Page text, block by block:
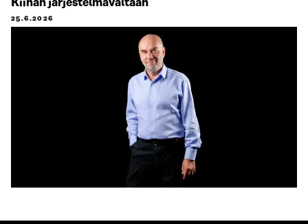
Kiinan järjestelmävaltaan
25.6.2026